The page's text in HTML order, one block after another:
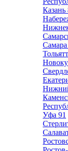
Казань
Самара
Уфа 91